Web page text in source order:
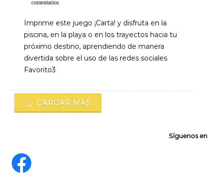
comentarios
Imprime este juego ¡Carta! y disfruta en la
piscina, en la playa o en los trayectos hacia tu
próximo destino, aprendiendo de manera
divertida sobre el uso de las redes sociales
Favorito3
CARGAR MÁS
Síguenos en